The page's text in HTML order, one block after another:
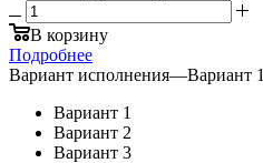
В корзину
Подробнее
Вариант исполнения—Вариант 1
Вариант 1
Вариант 2
Вариант 3